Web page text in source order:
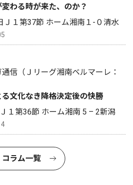
わる時が来た、のか？
Ｊ１第37節 ホーム湘南１-０清水
信（Ｊリーグ湘南ベルマーレ：
文化なき降格決定後の快勝
１第36節 ホーム湘南 5 – 2新潟
コラム一覧